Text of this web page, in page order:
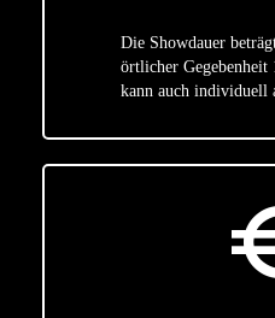
Die Showdauer
örtlicher
kann auch individuell